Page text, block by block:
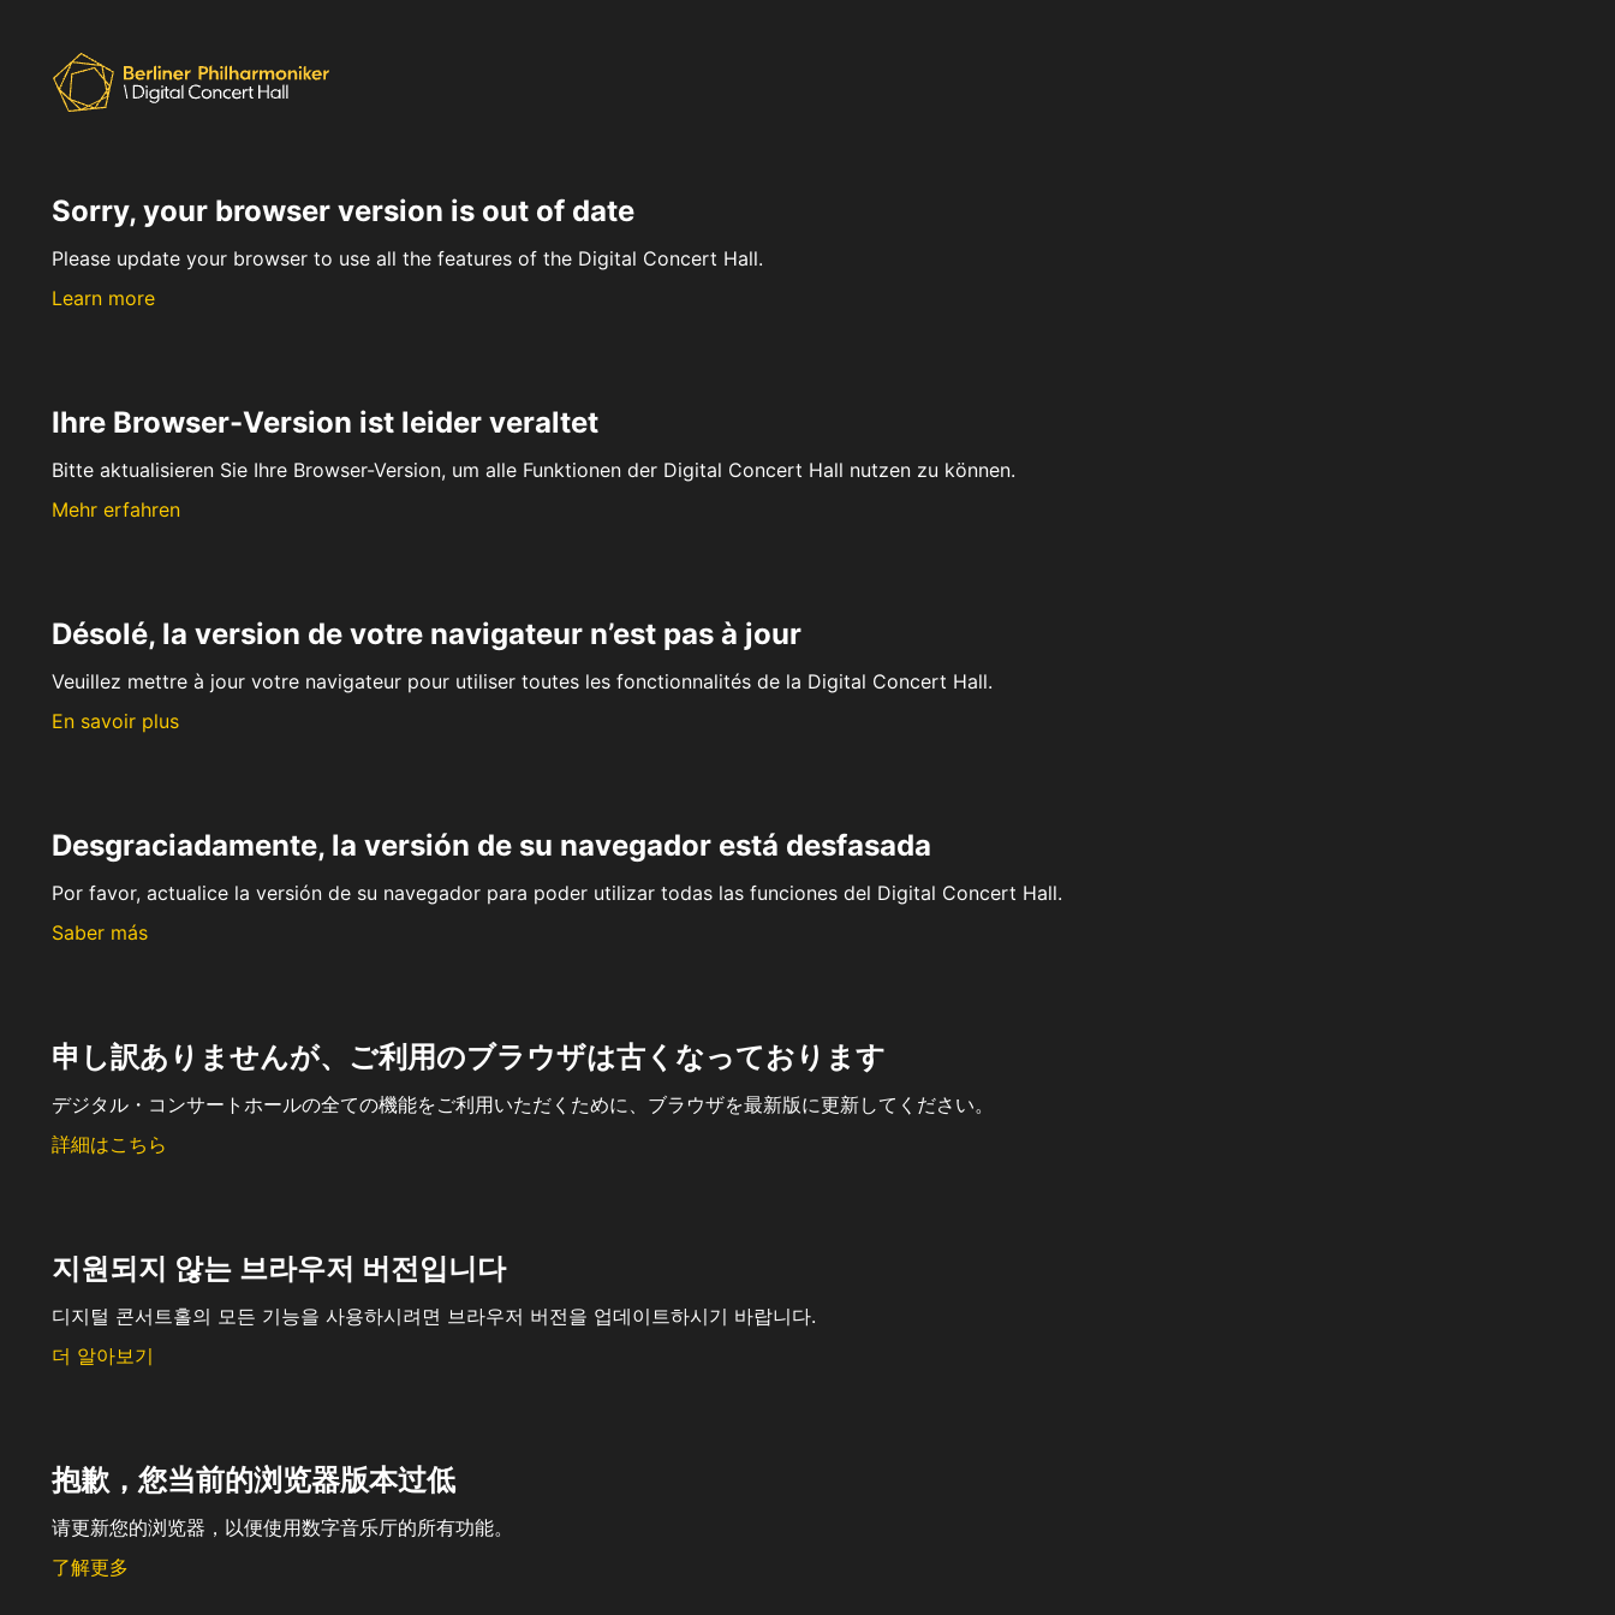
Sorry, your browser version is out of date
Please update your browser to use all the features of the Digital Concert Hall.
Learn more
Ihre Browser-Version ist leider veraltet
Bitte aktualisieren Sie Ihre Browser-Version, um alle Funktionen der Digital Concert Hall nutzen zu können.
Mehr erfahren
Désolé, la version de votre navigateur n’est pas à jour
Veuillez mettre à jour votre navigateur pour utiliser toutes les fonctionnalités de la Digital Concert Hall.
En savoir plus
Desgraciadamente, la versión de su navegador está desfasada
Por favor, actualice la versión de su navegador para poder utilizar todas las funciones del Digital Concert Hall.
Saber más
申し訳ありませんが、ご利用のブラウザは古くなっております
デジタル・コンサートホールの全ての機能をご利用いただくために、ブラウザを最新版に更新してください。
詳細はこちら
지원되지 않는 브라우저 버전입니다
디지털 콘서트홀의 모든 기능을 사용하시려면 브라우저 버전을 업데이트하시기 바랍니다.
더 알아보기
抱歉，您当前的浏览器版本过低
请更新您的浏览器，以便使用数字音乐厅的所有功能。
了解更多